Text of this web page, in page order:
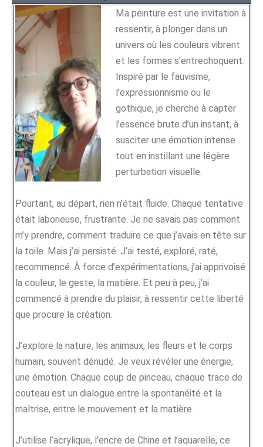
Ma peinture est une invitation à
ressentir, à plonger dans un
univers où les couleurs vibrent
et les formes s’entrechoquent.
Inspiré par le fauvisme,
l’expressionnisme ou le
gothique, je cherche à capter
l’essence brute d’un instant, à
susciter une émotion intense
tout en instillant une légère
perturbation visuelle.
Pourtant, au départ, rien n’était fluide. Chaque tentative
était laborieuse, frustrante. Je ne savais pas comment
m’y prendre, comment traduire ce que j’avais en tête sur
la toile. Mais j’ai persisté. J’ai testé, exploré, raté,
recommencé. À force d’expérimentations, j’ai apprivoisé
la couleur, le geste, la matière. Et peu à peu, j’ai
commencé à prendre du plaisir, à ressentir cette liberté
que procure la création.
J’explore la nature, les animaux, les fleurs et le corps
humain, souvent dénudé. Je veux révéler une énergie,
une émotion. Chaque coup de pinceau, chaque trace de
couteau est un dialogue entre la spontanéité et la
maîtrise, entre le mouvement et la matière.
J’utilise l’acrylique, l’encre de Chine et l’aquarelle, ce